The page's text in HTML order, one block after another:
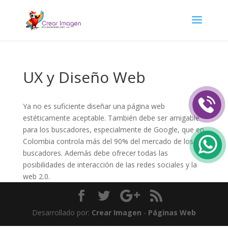
UX y Diseño Web
Ya no es suficiente diseñar una página web
estéticamente aceptable. También debe ser amigable
para los buscadores, especialmente de Google, que en
Colombia controla más del 90% del mercado de los
buscadores. Además debe ofrecer todas las
posibilidades de interacción de las redes sociales y la
web 2.0.
Desarrollado por: Crear Imagen - Páginas Web